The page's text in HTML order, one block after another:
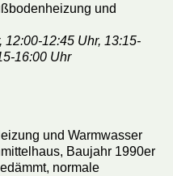
und
12:00-12:45 Uhr, 13:15-
16:00 Uhr
und Warmwasser
Baujahr 1990er
normale